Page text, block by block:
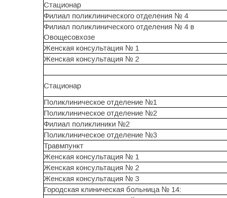
Стационар
Филиал поликлинического отделения № 4
Филиал поликлинического отделения № 4 в
Овощесовхозе
Женская консультация № 1
Женская консультация № 2
Стационар
Поликлиническое отделение №1
Поликлиническое отделение №2
Филиал поликлиники №2
Поликлиническое отделение №3
Травмпункт
Женская консультация № 1
Женская консультация № 2
Женская консультация № 3
Городская клиническая больница № 14: